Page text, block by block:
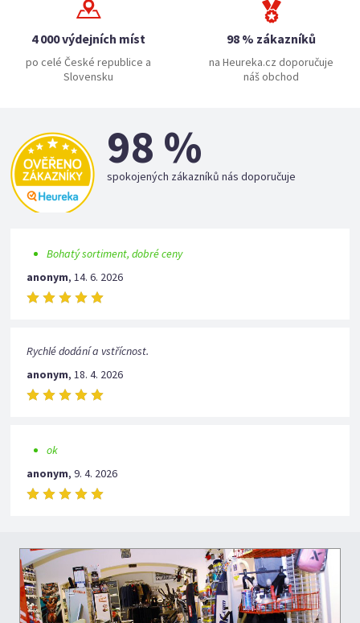
4 000 výdejních míst
po celé České republice a
Slovensku
98 % zákazníků
na Heureka.cz doporučuje
náš obchod
98 %
spokojených zákazníků nás doporučuje
Bohatý sortiment, dobré ceny
anonym,14. 6. 2026
Rychlé dodání a vstřícnost.
anonym,18. 4. 2026
ok
anonym,9. 4. 2026